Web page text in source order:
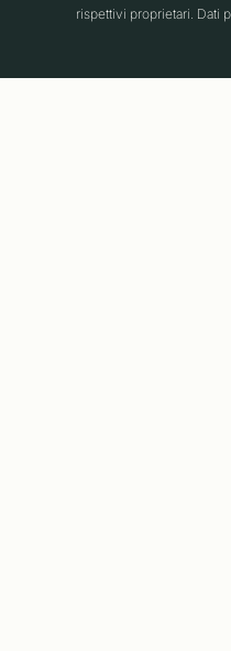
rispettivi proprietari. Dati